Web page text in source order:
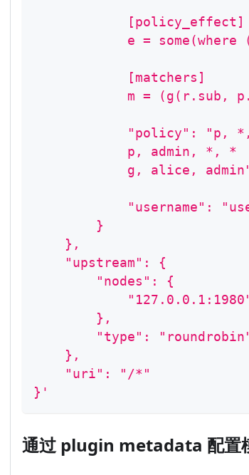
            [policy_effect]
e = some(where
            [matchers]
m = (g(r.sub,
"policy": "p,
            p, admin, *, *
g, alice,
"username":
        }
    },
    "upstream": {
        "nodes": {
        },
"type":
    },
    "uri": "/*"
}'
通过 plugin metadata 配置